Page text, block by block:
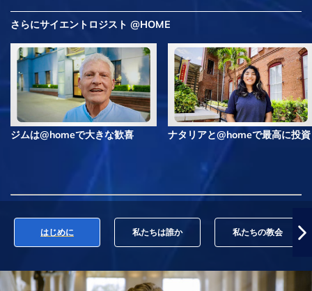
さらにサイエントロジスト @HOME
ジムは@homeで大きな歓喜 ナタリアと@homeで最高に投資
はじめに 私たちは誰か 私たちの教会